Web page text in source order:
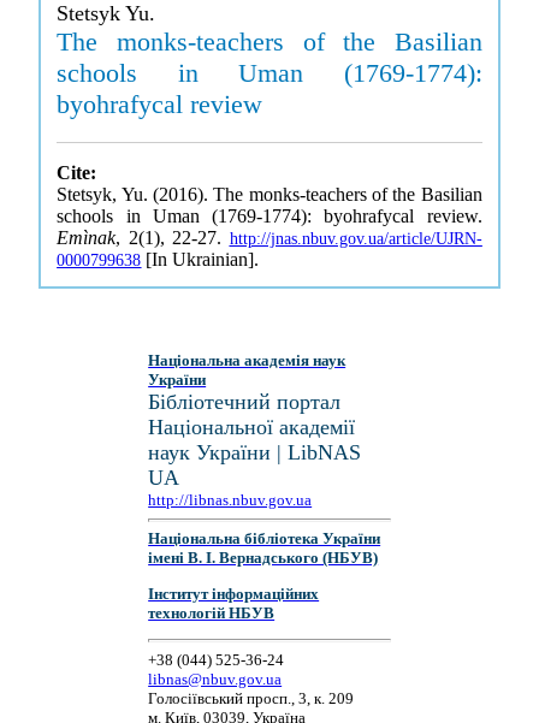
Stetsyk Yu.
The monks-teachers of the Basilian
schools in Uman (1769-1774):
byohrafycal review
Cite:
Stetsyk, Yu. (2016). The monks-teachers of the Basilian
schools in Uman (1769-1774): byohrafycal review.
Emìnak, 2(1), 22-27. http://jnas.nbuv.gov.ua/article/UJRN-
0000799638 [In Ukrainian].
Національна академія наук
України
Бібліотечний портал
Національної академії
наук України | LibNAS
UA
http://libnas.nbuv.gov.ua
Національна бібліотека України
імені В. І. Вернадського (НБУВ)
Інститут інформаційних
технологій НБУВ
+38 (044) 525-36-24
libnas@nbuv.gov.ua
Голосіївський просп., 3, к. 209
м. Київ, 03039, Україна